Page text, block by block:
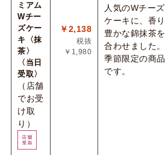
ミアム
Wチー
ズケー
キ〈抹
茶〉
〈当日
受取〉
（店舗
でお受
け取
り）
￥2,138
税抜
￥1,980
人気のWチーズ
ケーキに、香り
豊かな錦抹茶を
合わせました。
季節限定の商品
です。